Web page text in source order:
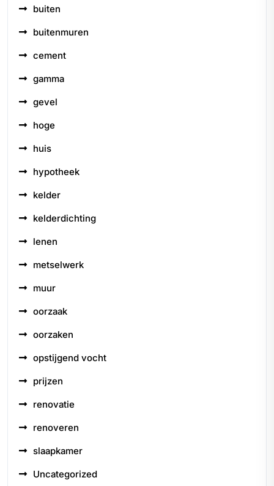
buiten
buitenmuren
cement
gamma
gevel
hoge
huis
hypotheek
kelder
kelderdichting
lenen
metselwerk
muur
oorzaak
oorzaken
opstijgend vocht
prijzen
renovatie
renoveren
slaapkamer
Uncategorized